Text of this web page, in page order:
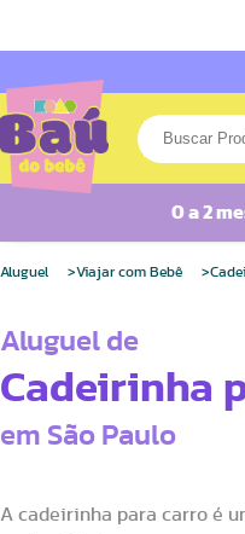
0 a 2
Aluguel Viajar com Bebê
Aluguel de
Cadeirinha
em São Paulo
A cadeirinha para carro é